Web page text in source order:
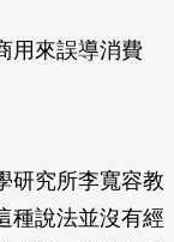
用來誤導消費
究所李寬容教
種說法並沒有經